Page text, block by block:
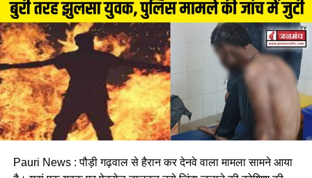
Pauri News : पौड़ी गढ़वाल से हैरान कर देनवे वाला मामला सामने आया